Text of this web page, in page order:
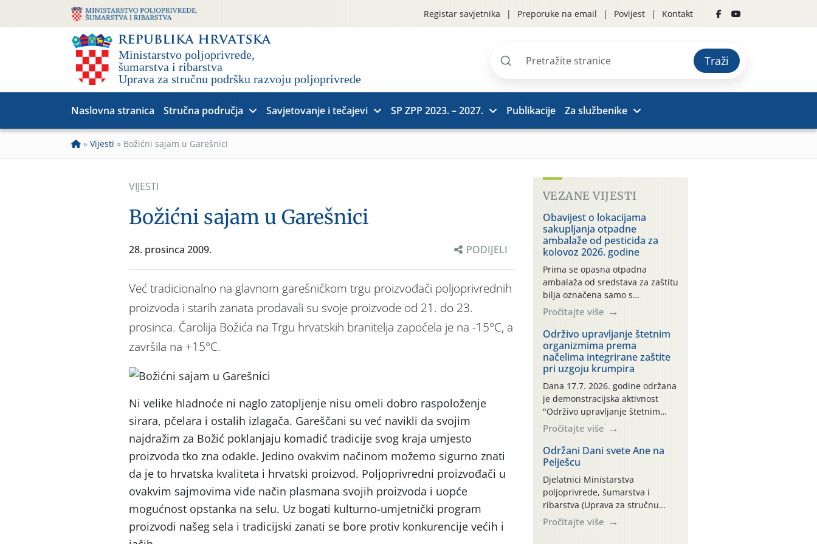
Registar savjetnika Preporuke na email Povijest Kontakt
Pretraži
Traži
Naslovna stranica Stručna područja Savjetovanje i tečajevi SP ZPP 2023. – 2027. Publikacije Za službenike
» Vijesti » Božićni sajam u Garešnici
VIJESTI
Božićni sajam u Garešnici
28. prosinca 2009. PODIJELI
Već tradicionalno na glavnom garešničkom trgu proizvođači poljoprivrednih
proizvoda i starih zanata prodavali su svoje proizvode od 21. do 23.
prosinca. Čarolija Božića na Trgu hrvatskih branitelja započela je na -15°C, a
završila na +15°C.
Ni velike hladnoće ni naglo zatopljenje nisu omeli dobro raspoloženje
sirara, pčelara i ostalih izlagača. Gareščani su već navikli da svojim
najdražim za Božić poklanjaju komadić tradicije svog kraja umjesto
proizvoda tko zna odakle. Jedino ovakvim načinom možemo sigurno znati
da je to hrvatska kvaliteta i hrvatski proizvod. Poljoprivredni proizvođači u
ovakvim sajmovima vide način plasmana svojih proizvoda i uopće
mogućnost opstanka na selu. Uz bogati kulturno-umjetnički program
proizvodi našeg sela i tradicijski zanati se bore protiv konkurencije većih i
VEZANE VIJESTI
Obavijest o lokacijama
sakupljanja otpadne
ambalaže od pesticida za
kolovoz 2026. godine
Prima se opasna otpadna
ambalaža od sredstava za zaštitu
bilja označena samo s
piktogramima i oznakom
CROCPA EKO MODEL:
Transportna ambalaža kao i
ambalaža drugih proizvoda koji
nisu sredstva za zaštitu bilja
(npr. ambalaža od mineralnih
gnojiva,) se ne prihvaća.
Korisnicima je osiguran
besplatni povrat prazne
ambalaže isključivo ovih tvrtki:
AGROCHEM-MAKS, AGRONOM,
ALBAUGH TKI* (PINUS […]
Pročitajte više
Održivo upravljanje štetnim
organizmima prema
načelima integrirane zaštite
pri uzgoju krumpira
Dana 17.7. 2026. godine održana
je demonstracijska aktivnost
"Održivo upravljanje štetnim
organizmima prema načelima
integrirane zaštite pri uzgoju
krumpira" na pokusnom polju
"Poredje", kraj naselja Belica
(ARKOD parcela ID 2445031)
(središnji dio Međimurske
županije).
Pročitajte više
Održani Dani svete Ane na
Pelješcu
Djelatnici Ministarstva
poljoprivrede, šumarstva i
ribarstva (Uprava za stručnu
podršku razvoju poljoprivrede)
sudjelovali su na tradicionalnom
Pročitajte više